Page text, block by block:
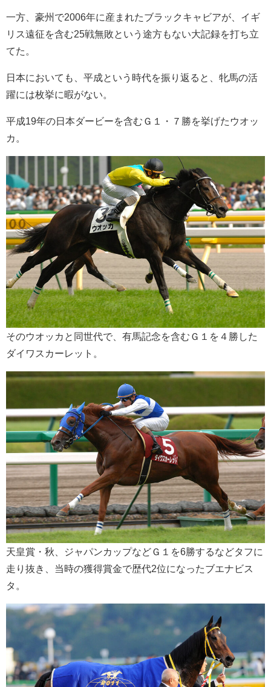
一方、豪州で2006年に産まれたブラックキャビアが、イギ
リス遠征を含む25戦無敗という途方もない大記録を打ち立
てた。
日本においても、平成という時代を振り返ると、牝馬の活
躍には枚挙に暇がない。
平成19年の日本ダービーを含むＧ１・７勝を挙げたウオッ
カ。
そのウオッカと同世代で、有馬記念を含むＧ１を４勝した
ダイワスカーレット。
天皇賞・秋、ジャパンカップなどＧ１を6勝するなどタフに
走り抜き、当時の獲得賞金で歴代2位になったブエナビス
タ。